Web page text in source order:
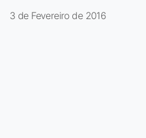
3 de Fevereiro de 2016